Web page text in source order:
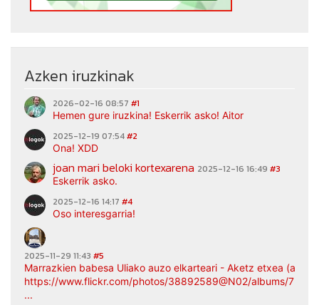
Azken iruzkinak
2026-02-16 08:57 #1
Hemen gure iruzkina! Eskerrik asko! Aitor
2025-12-19 07:54#2
Ona! XDD
joan mari beloki kortexarena 2025-12-16 16:49 #3
Eskerrik asko.
2025-12-16 14:17 #4
Oso interesgarria!
2025-11-29 11:43 #5
Marrazkien babesa Uliako auzo elkarteari - Aketz etxea
https://www.flickr.com/photos/38892589@N02/albums/
...